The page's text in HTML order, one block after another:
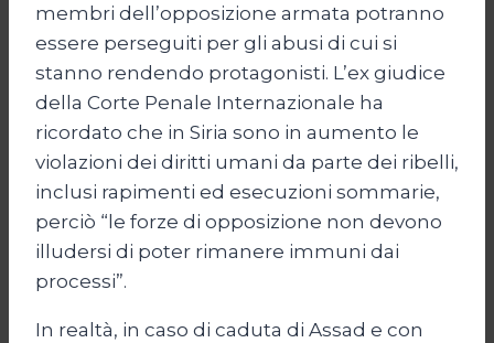
membri dell’opposizione armata potranno
essere perseguiti per gli abusi di cui si
stanno rendendo protagonisti. L’ex giudice
della Corte Penale Internazionale ha
ricordato che in Siria sono in aumento le
violazioni dei diritti umani da parte dei ribelli,
inclusi rapimenti ed esecuzioni sommarie,
perciò “le forze di opposizione non devono
illudersi di poter rimanere immuni dai
processi”.
In realtà, in caso di caduta di Assad e con